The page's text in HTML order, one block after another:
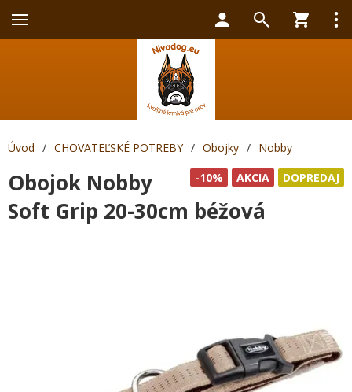
Úvod / CHOVATEĽSKÉ POTREBY / Obojky / Nobby
DOPREDAJ
AKCIA
-10%
Obojok Nobby
Soft Grip 20-30cm béžová